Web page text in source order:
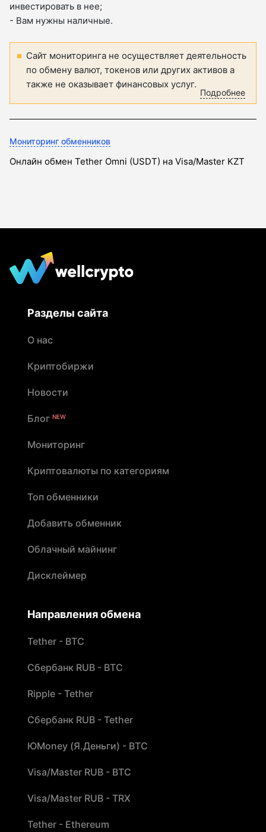
инвестировать в нее;
- Вам нужны наличные.
Сайт мониторинга не осуществляет деятельность
по обмену валют, токенов или других активов а
также не оказывает финансовых услуг.
Подробнее
Мониторинг обменников
Онлайн обмен Tether Omni (USDT) на Visa/Master KZT
Разделы сайта
О нас
Криптобиржи
Новости
Блог NEW
Мониторинг
Криптовалюты по категориям
Топ обменники
Добавить обменник
Облачный майнинг
Дисклеймер
Направления обмена
Tether - BTC
Сбербанк RUB - BTC
Ripple - Tether
Сбербанк RUB - Tether
ЮMoney (Я.Деньги) - BTC
Visa/Master RUB - BTC
Visa/Master RUB - TRX
Tether - Ethereum